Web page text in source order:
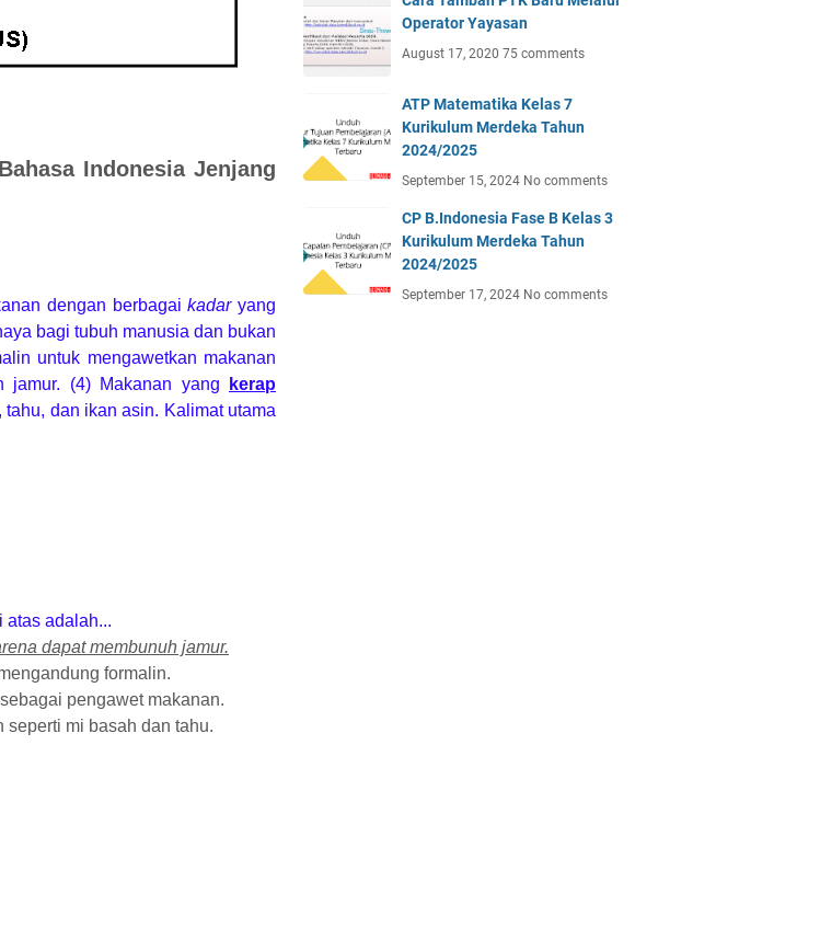
Indonesia Jenjang
dengan berbagaikadaryang
bagi tubuh manusia dan bukan
untuk mengawetkan makanan
jamur. (4) Makanan yang
kerap
dan ikan asin. Kalimat utama
atas adalah...
dapat membunuh jamur.
formalin.
pengawet makanan.
mi basah dan tahu.
Operator Yayasan
August 17, 2020 75 comments
ATP Matematika Kelas 7
Kurikulum Merdeka Tahun
2024/2025
September 15, 2024 No comments
CP B.Indonesia Fase B Kelas 3
Kurikulum Merdeka Tahun
2024/2025
September 17, 2024 No comments